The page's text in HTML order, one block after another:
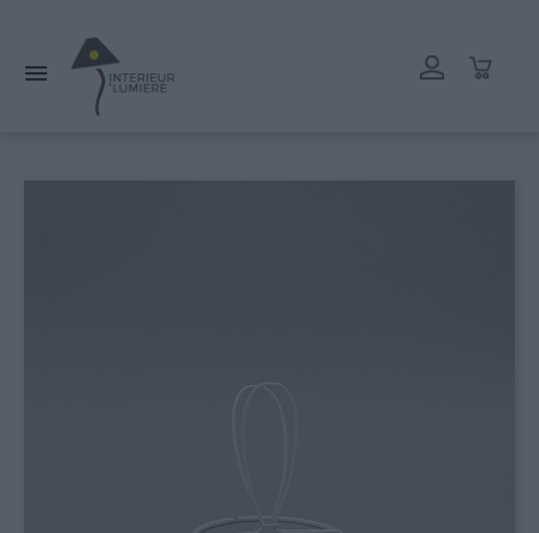
L'atelier reste ouvert tout l'été mais les délais de livraison
